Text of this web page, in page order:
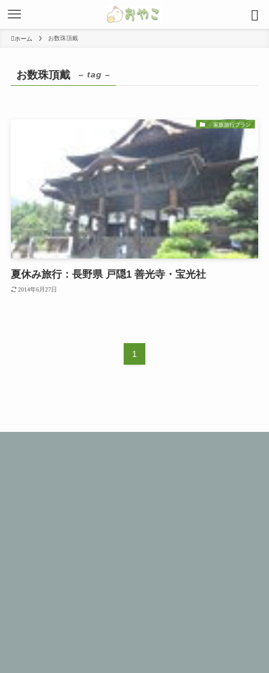
ホーム お数珠頂戴
お数珠頂戴 – tag –
家族旅行プラン
夏休み旅行：長野県 戸隠1 善光寺・宝光社
2014年6月27日
1